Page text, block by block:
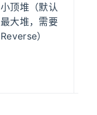
小顶堆（默认
最大堆，需要
Reverse）